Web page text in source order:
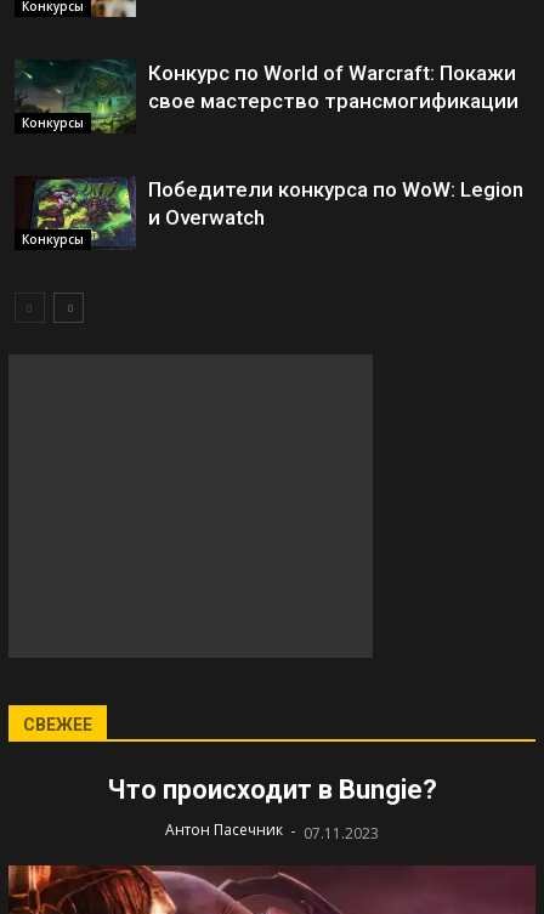
Конкурсы
Конкурсы
Конкурс по World of Warcraft: Покажи
свое мастерство трансмогификации
Конкурсы
Победители конкурса по WoW: Legion
и Overwatch
СВЕЖЕЕ
Что происходит в Bungie?
Антон Пасечник - 07.11.2023